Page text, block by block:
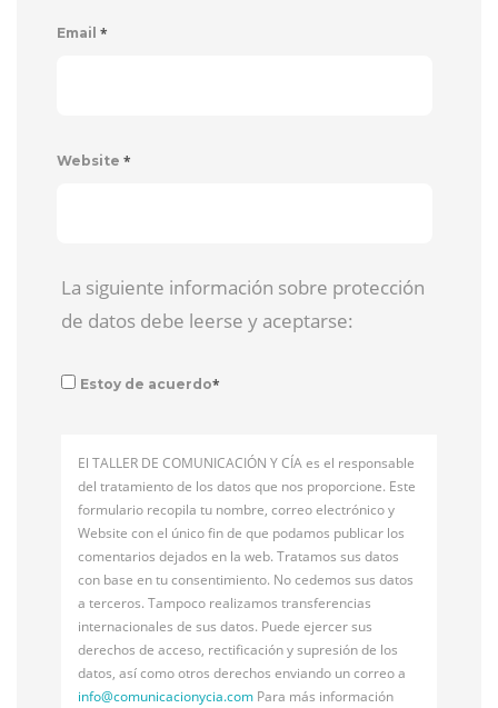
Email *
Website *
La siguiente información sobre protección
de datos debe leerse y aceptarse:
Estoy de acuerdo*
El TALLER DE COMUNICACIÓN Y CÍA es el responsable
del tratamiento de los datos que nos proporcione. Este
formulario recopila tu nombre, correo electrónico y
Website con el único fin de que podamos publicar los
comentarios dejados en la web. Tratamos sus datos
con base en tu consentimiento. No cedemos sus datos
a terceros. Tampoco realizamos transferencias
internacionales de sus datos. Puede ejercer sus
derechos de acceso, rectificación y supresión de los
datos, así como otros derechos enviando un correo a
info@comunicacionycia.com Para más información